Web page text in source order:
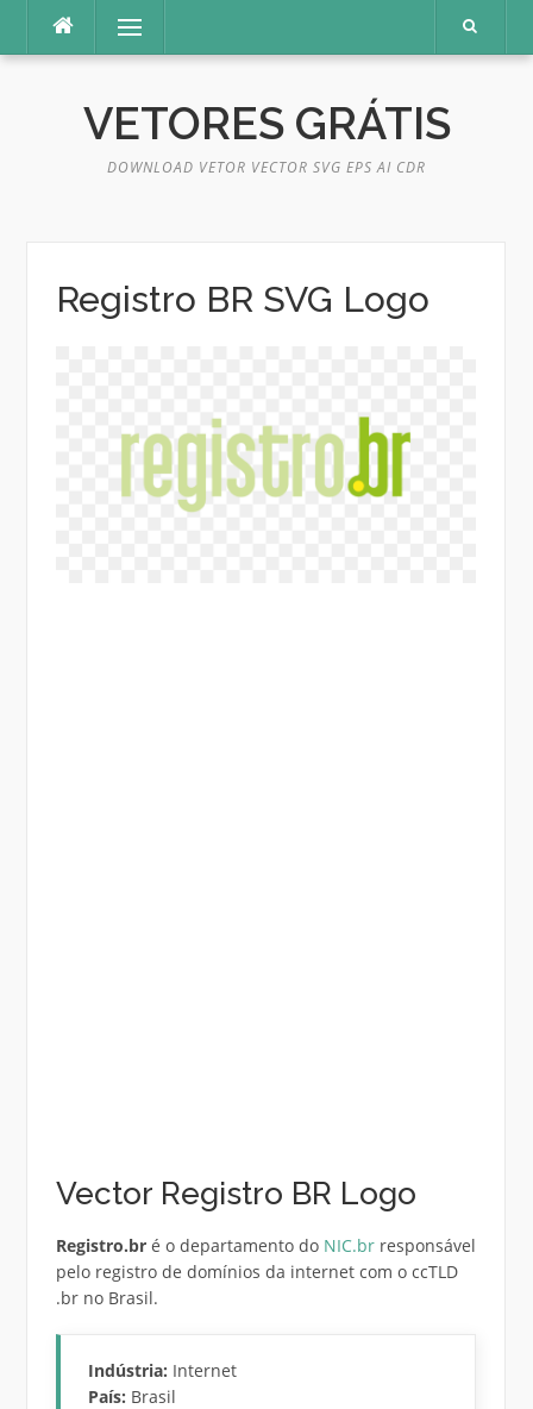
o
Menu
VETORES GRÁTIS
DOWNLOAD VETOR VECTOR SVG EPS AI CDR
Registro BR SVG Logo
Vector Registro BR Logo
Registro.bré o departamento do NIC.brresponsável
pelo registro de domínios da internet com o ccTLD
.br no Brasil.
Indústria: Internet
País: Brasil